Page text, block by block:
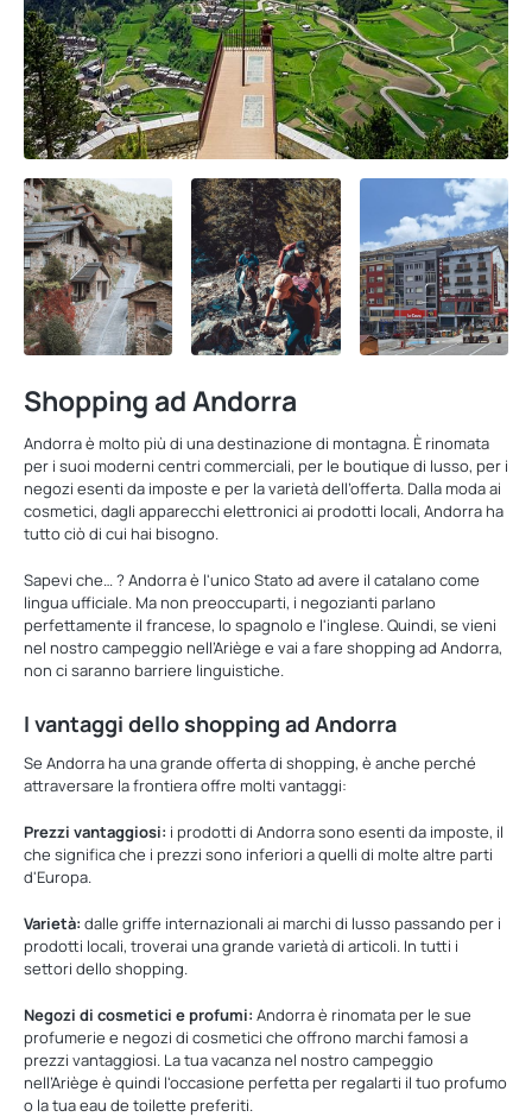
Shopping ad Andorra
Andorra è molto più di una destinazione di montagna. È rinomata
per i suoi moderni centri commerciali, per le boutique di lusso, per i
negozi esenti da imposte e per la varietà dell’offerta. Dalla moda ai
cosmetici, dagli apparecchi elettronici ai prodotti locali, Andorra ha
tutto ciò di cui hai bisogno.
Sapevi che… ? Andorra è l'unico Stato ad avere il catalano come
lingua ufficiale. Ma non preoccuparti, i negozianti parlano
perfettamente il francese, lo spagnolo e l'inglese. Quindi, se vieni
nel nostro campeggio nell’Ariège e vai a fare shopping ad Andorra,
non ci saranno barriere linguistiche.
I vantaggi dello shopping ad Andorra
Se Andorra ha una grande offerta di shopping, è anche perché
attraversare la frontiera offre molti vantaggi:
Prezzi vantaggiosi: i prodotti di Andorra sono esenti da imposte, il
che significa che i prezzi sono inferiori a quelli di molte altre parti
d'Europa.
Varietà: dalle griffe internazionali ai marchi di lusso passando per i
prodotti locali, troverai una grande varietà di articoli. In tutti i
settori dello shopping.
Negozi di cosmetici e profumi: Andorra è rinomata per le sue
profumerie e negozi di cosmetici che offrono marchi famosi a
prezzi vantaggiosi. La tua vacanza nel nostro campeggio
nell’Ariège è quindi l'occasione perfetta per regalarti il tuo profumo
o la tua eau de toilette preferiti.